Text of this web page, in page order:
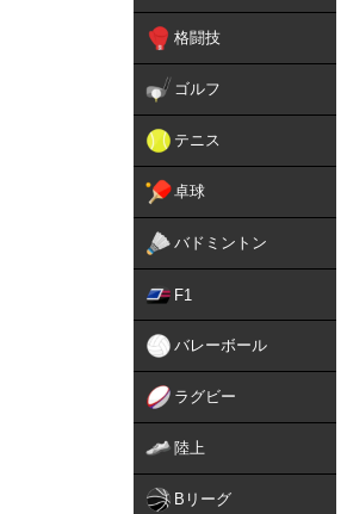
格闘技
ゴルフ
テニス
卓球
バドミントン
F1
バレーボール
ラグビー
陸上
Bリーグ